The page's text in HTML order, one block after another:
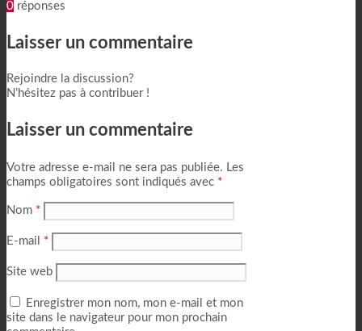
0 réponses
Laisser un commentaire
Rejoindre la discussion?
N’hésitez pas à contribuer !
Laisser un commentaire
Votre adresse e-mail ne sera pas publiée. Les
champs obligatoires sont indiqués avec *
Nom *
E-mail *
Site web
Enregistrer mon nom, mon e-mail et mon
site dans le navigateur pour mon prochain